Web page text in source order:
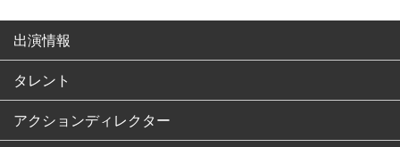
出演情報
タレント
アクションディレクター